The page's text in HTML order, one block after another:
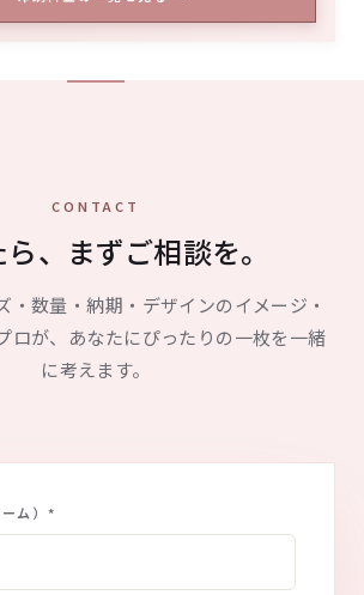
CONTACT
、まずご相談を。
・数量・納期・デザインのイメージ・
ロが、あなたにぴったりの一枚を一緒
に考えます。
ム） *